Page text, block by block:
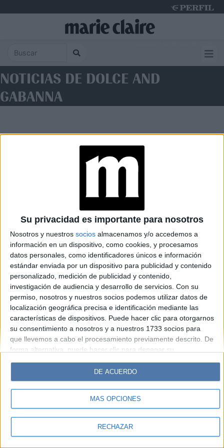
Su privacidad es importante para nosotros
Nosotros y nuestros socios almacenamos y/o accedemos a
información en un dispositivo, como cookies, y procesamos
datos personales, como identificadores únicos e información
estándar enviada por un dispositivo para publicidad y contenido
personalizado, medición de publicidad y contenido,
investigación de audiencia y desarrollo de servicios. Con su
permiso, nosotros y nuestros socios podemos utilizar datos de
localización geográfica precisa e identificación mediante las
características de dispositivos. Puede hacer clic para otorgarnos
su consentimiento a nosotros y a nuestros 1733 socios para
que llevemos a cabo el procesamiento previamente descrito. De
forma alternativa, puede hacer clic para denegar su
cambiar sus preferencias antes de otorgar su consentimiento.
Tenga en cuenta que algún procesamiento de sus datos
personales puede no requerir de su consentimiento, pero usted
tiene el derecho de rechazar tal procesamiento. Sus
sus preferencias o retirar su consentimiento en cualquier
MÁS OPCIONES
RECHAZAR
DE ACUERDO
NOTICIAS DE DOLCE AND
GABANNA
Caras Noticias
Hombre
Parabrisas
Look
Luz Mía Lunateen Break BATimes
© Perfil.com 2006-2019 - Todos los derechos reservados
Registro de Propiedad Intelectual: Nro. 5346433